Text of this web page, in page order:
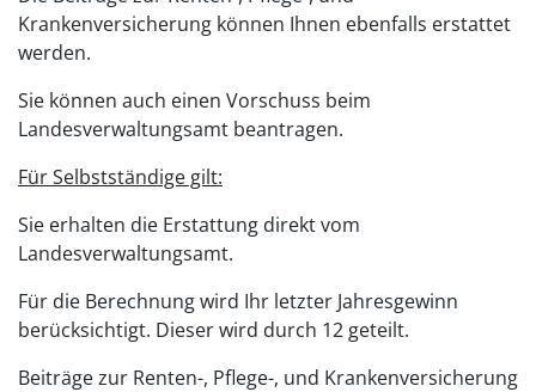
Krankenversicherung können Ihnen ebenfalls erstattet
werden.
Sie können auch einen Vorschuss beim
Landesverwaltungsamt beantragen.
Für Selbstständige gilt:
Sie erhalten die Erstattung direkt vom
Landesverwaltungsamt.
Für die Berechnung wird Ihr letzter Jahresgewinn
berücksichtigt. Dieser wird durch 12 geteilt.
Beiträge zur Renten-, Pflege-, und Krankenversicherung